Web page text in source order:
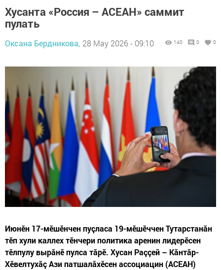
Хусанта «Россия – АСЕАН» саммит
пулать
Оксана Бердникова, 28 May 2026 - 09:10 140 0 0
Июнӗн 17-мӗшӗнчен пуçласа 19-мӗшӗччен Тутарстанăн
тӗп хули каллех тӗнчери политика аренин лидерӗсен
тӗлпулу вырăнӗ пулса тăрӗ. Хусан Раççей – Кăнтăр-
Хӗвелтухăç Ази патшалăхӗсен ассоциацин (АСЕАН)